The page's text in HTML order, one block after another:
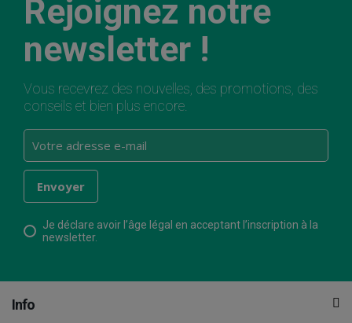
Rejoignez notre
newsletter !
Vous recevrez des nouvelles, des promotions, des
conseils et bien plus encore.
Je déclare avoir l’âge légal en acceptant l’inscription à la
newsletter.
Info